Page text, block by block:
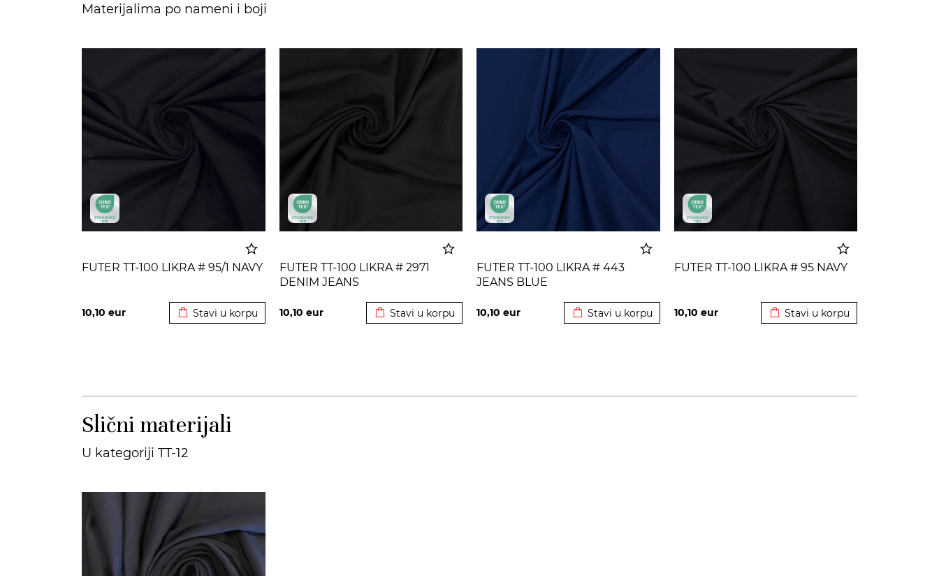
Materijalima po nameni i boji
FUTER TT-100 LIKRA # 95/1 NAVY
10,10 eur Stavi u korpu
FUTER TT-100 LIKRA # 2971
DENIM JEANS
10,10 eur Stavi u korpu
FUTER TT-100 LIKRA # 443
JEANS BLUE
10,10 eur Stavi u korpu
FUTER TT-100 LIKRA # 95 NAVY
10,10 eur Stavi u korpu
Slični materijali
U kategoriji TT-12